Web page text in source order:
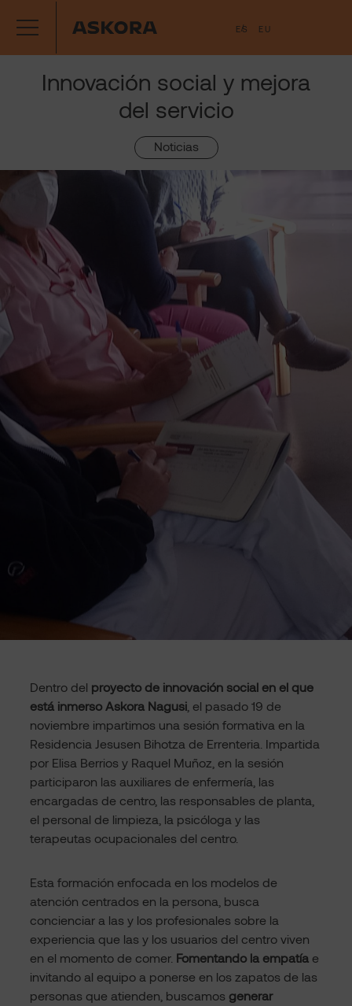
contenido
ES EU
Innovación social y mejora
del servicio
Noticias
Dentro del proyecto de innovación social en el que
está inmerso Askora Nagusi , el pasado 19 de
noviembre impartimos una sesión formativa en la
Residencia Jesusen Bihotza de Errenteria. Impartida
por Elisa Berrios y Raquel Muñoz, en la sesión
participaron las auxiliares de enfermería, las
encargadas de centro, las responsables de planta,
el personal de limpieza, la psicóloga y las
terapeutas ocupacionales del centro.
Esta formación enfocada en los modelos de
atención centrados en la persona, busca
concienciar a las y los profesionales sobre la
experiencia que las y los usuarios del centro viven
en el momento de comer. Fomentando la empatía e
invitando al equipo a ponerse en los zapatos de las
personas que atienden, buscamos generar